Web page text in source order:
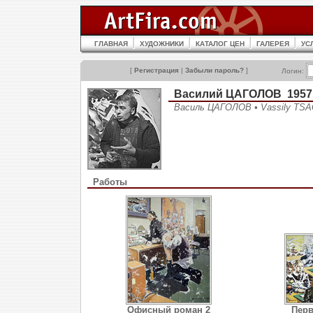
ГЛАВНАЯ ХУДОЖНИКИ КАТАЛОГ ЦЕН ГАЛЕРЕЯ
[ Регистрация | Забыли пароль? ] Логин:
Василий ЦАГОЛОВ
Василь ЦАГОЛОВ • Vassily
Работы
Офисный роман 2